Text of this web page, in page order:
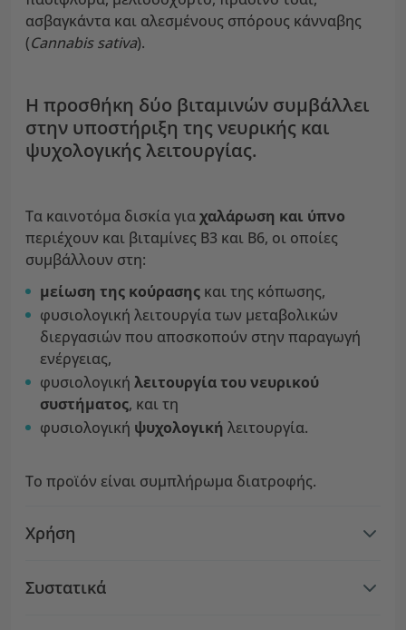
ασβαγκάντα και αλεσμένους σπόρους κάνναβης
(Cannabis sativa).
Η προσθήκη δύο βιταμινών συμβάλλει
στην υποστήριξη της νευρικής και
ψυχολογικής λειτουργίας.
Τα καινοτόμα δισκία γιαχαλάρωση και ύπνο
περιέχουν και βιταμίνες B3 και B6, οι οποίες
συμβάλλουν στη:
μείωση της κούρασης και της κόπωσης,
φυσιολογική λειτουργία των μεταβολικών
διεργασιών που αποσκοπούν στην παραγωγή
ενέργειας,
φυσιολογική λειτουργία του νευρικού
συστήματος, και τη
φυσιολογική ψυχολογική λειτουργία.
Το προϊόν είναι συμπλήρωμα διατροφής.
Χρήση
Συστατικά